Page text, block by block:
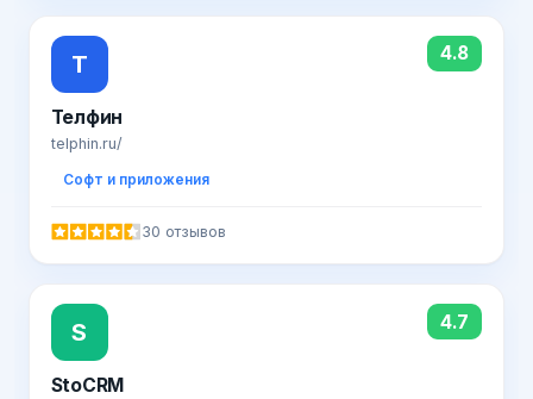
Т 4.8
Телфин
telphin.ru/
Софт и приложения
30 отзывов
S 4.7
StoCRM